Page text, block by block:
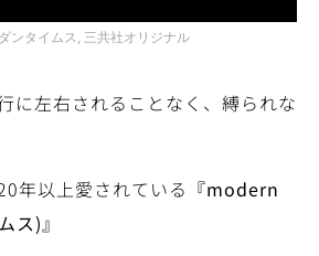
ンタイムス , 三共社オリジナル
に左右されることなく、縛られな
年以上愛されている 『modern
ス)』